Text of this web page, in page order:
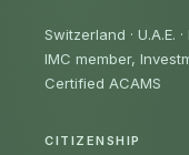
Switzerland · U.A.E.
IMC member,
Certified ACAMS
CITIZENSHIP